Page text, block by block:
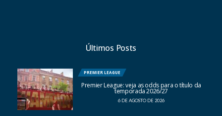
Últimos Posts
PREMIER LEAGUE
Premier League: veja as odds para o título da
temporada 2026/27
6 DE AGOSTO DE 2026